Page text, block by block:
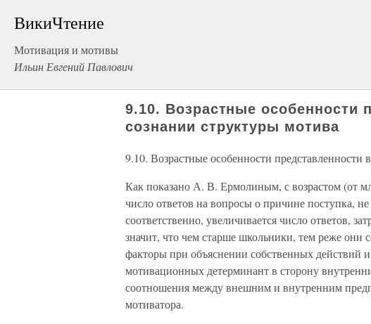
ВикиЧтение
Мотивация и мотивы
Ильин Евгений Павлович
9.10. Возрастные особенности
сознании структуры мотива
9.10. Возрастные особенности представленности
Как показано А. В. Ермолиным, с возрастом (от
число ответов на вопросы о причине поступка,
соответственно, увеличивается число ответов,
значит, что чем старше школьники, тем реже они
факторы при объяснении собственных действий
мотивационных детерминант в сторону
соотношения между внешним и внутренним
мотиватора.